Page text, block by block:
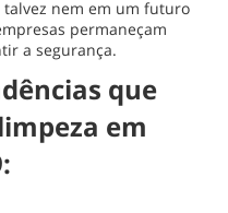
talvez nem em um futuro
permaneçam
a segurança.
que
em